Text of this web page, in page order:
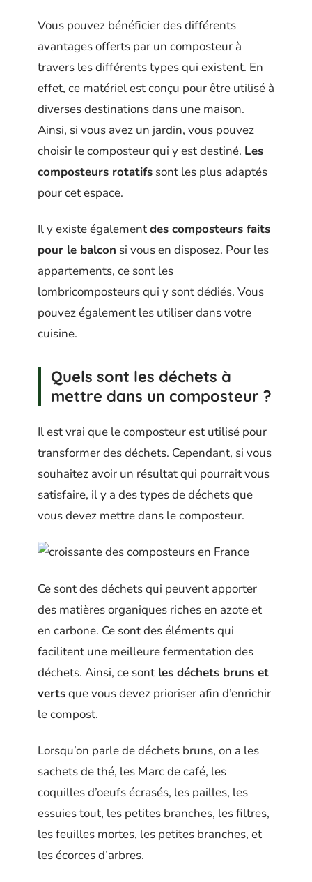
Vous pouvez bénéficier des différents
avantages offerts par un composteur à
travers les différents types qui existent. En
effet, ce matériel est conçu pour être utilisé à
diverses destinations dans une maison.
Ainsi, si vous avez un jardin, vous pouvez
choisir le composteur qui y est destiné. Les
composteurs rotatifs sont les plus adaptés
pour cet espace.
Il y existe égalementdes composteurs faits
pour le balcon si vous en disposez. Pour les
appartements, ce sont les
lombricomposteurs qui y sont dédiés. Vous
pouvez également les utiliser dans votre
cuisine.
Quels sont les déchets à
mettre dans un composteur ?
Il est vrai que le composteur est utilisé pour
transformer des déchets. Cependant, si vous
souhaitez avoir un résultat qui pourrait vous
satisfaire, il y a des types de déchets que
vous devez mettre dans le composteur.
Ce sont des déchets qui peuvent apporter
des matières organiques riches en azote et
en carbone. Ce sont des éléments qui
facilitent une meilleure fermentation des
déchets. Ainsi, ce sont les déchets bruns et
vertsque vous devez prioriser afin d’enrichir
le compost.
Lorsqu’on parle de déchets bruns, on a les
sachets de thé, les Marc de café, les
coquilles d’oeufs écrasés, les pailles, les
essuies tout, les petites branches, les filtres,
les feuilles mortes, les petites branches, et
les écorces d’arbres.